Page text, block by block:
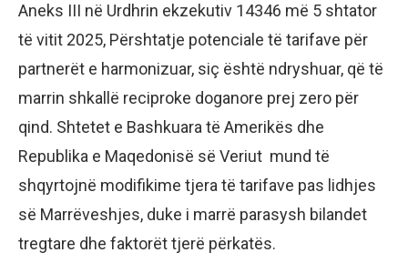
Aneks III në Urdhrin ekzekutiv 14346 më 5 shtator
të vitit 2025, Përshtatje potenciale të tarifave për
partnerët e harmonizuar, siç është ndryshuar, që të
marrin shkallë reciproke doganore prej zero për
qind. Shtetet e Bashkuara të Amerikës dhe
Republika e Maqedonisë së Veriut mund të
shqyrtojnë modifikime tjera të tarifave pas lidhjes
së Marrëveshjes, duke i marrë parasysh bilandet
tregtare dhe faktorët tjerë përkatës.